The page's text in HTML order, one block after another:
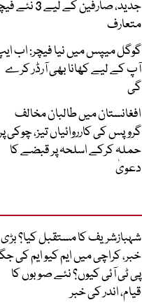
جدید، صارفین کے لیے 3
متعارف
گوگل میپس میں نیا فیچر: اب
آپ کے لیے کھانا بھی آرڈر کرے
گی
افغانستان میں طالبان مخالف
گروپس کی کارروائیاں تیز، چوکی
حملہ کرکے اسلحہ پر قبضے کا
دعویٰ
شہبازشریف کا مستقبل کیا؟ بڑی
خبر، کراچی میں ایم کیو ایم کی
پی ٹی آئی کیوں؟ نئے صوبوں کا
قیام، اندر کی خبر